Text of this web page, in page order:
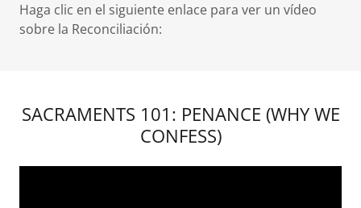
Haga clic en el siguiente enlace para ver un vídeo
sobre la Reconciliación:
SACRAMENTS 101: PENANCE (WHY WE
CONFESS)